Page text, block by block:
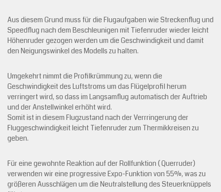
Aus diesem Grund muss für die Flugaufgaben wie Streckenflug und
Speedflug nach dem Beschleunigen mit Tiefenruder wieder leicht
Höhenruder gezogen werden um die Geschwindigkeit und damit
den Neigungswinkel des Modells zu halten.
Umgekehrt nimmt die Profilkrümmung zu, wenn die
Geschwindigkeit des Luftstroms um das Flügelprofil herum
verringert wird, so dass im Langsamflug automatisch der Auftrieb
und der Anstellwinkel erhöht wird.
Somit ist in diesem Flugzustand nach der Verrringerung der
Fluggeschwindigkeit leicht Tiefenruder zum Thermikkreisen zu
geben.
Für eine gewohnte Reaktion auf der Rollfunktion ( Querruder)
verwenden wir eine progressive Expo-Funktion von 55%, was zu
größeren Ausschlägen um die Neutralstellung des Steuerknüppels